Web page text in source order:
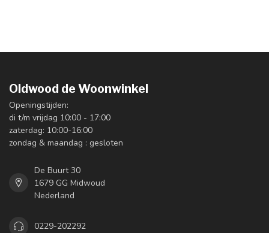
Oldwood de Woonwinkel
Openingstijden:
di t/m vrijdag 10:00 - 17:00
zaterdag: 10:00-16:00
zondag & maandag : gesloten
De Buurt 30
1679 GG Midwoud
Nederland
0229-202292